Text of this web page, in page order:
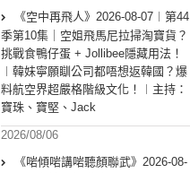
《空中再飛人》2026-08-07︱第44
季第10集｜空姐飛馬尼拉掃淘寶貨？
挑戰食鴨仔蛋 + Jollibee隱藏用法！
︱韓妹寧願瞓公司都唔想返韓國？爆
料航空界超嚴格階級文化！︱主持：
寶珠、寶堅、Jack
2026/08/06
《啱傾啱講啱聽顏聯武》2026-08-